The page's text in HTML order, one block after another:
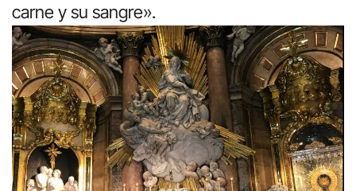
carne y su sangre».